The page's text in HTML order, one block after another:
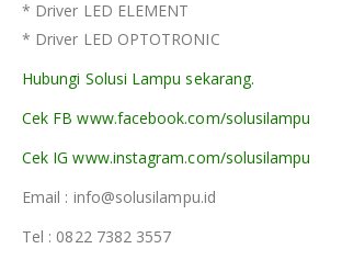
* Driver LED ELEMENT
* Driver LED OPTOTRONIC
Hubungi Solusi Lampu sekarang.
Cek FB www.facebook.com/solusilampu
Cek IG www.instagram.com/solusilampu
Email : info@solusilampu.id
Tel : 0822 7382 3557